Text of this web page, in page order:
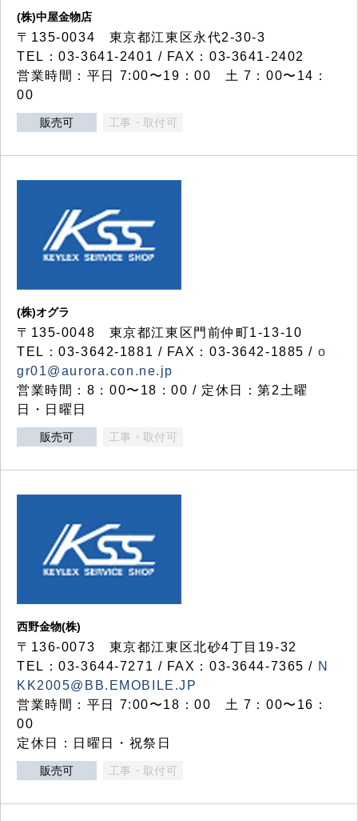
(株)中屋金物店
〒135-0034 東京都江東区永代2-30-3
TEL：03-3641-2401 / FAX：03-3641-2402
営業時間：平日 7:00〜19：00 土 7：00〜14：
00
販売可 工事・取付可
(株)オグラ
〒135-0048 東京都江東区門前仲町1-13-10
TEL：03-3642-1881 / FAX：03-3642-1885 / o
gr01@aurora.con.ne.jp
営業時間：8：00〜18：00 / 定休日：第2土曜
日・日曜日
販売可 工事・取付可
西野金物(株)
〒136-0073 東京都江東区北砂4丁目19-32
TEL：03‐3644‐7271 / FAX：03-3644-7365 / N
KK2005@BB.EMOBILE.JP
営業時間：平日 7:00〜18：00 土 7：00〜16：
00
定休日：日曜日・祝祭日
販売可 工事・取付可